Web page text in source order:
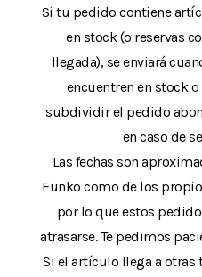
Si tu pedido contiene
en stock (o reservas
llegada), se enviará
encuentren en stock
subdividir el pedido
en caso de
Las fechas son
Funko como de los
por lo que estos
atrasarse. Te pedimos
Si el artículo llega a otras